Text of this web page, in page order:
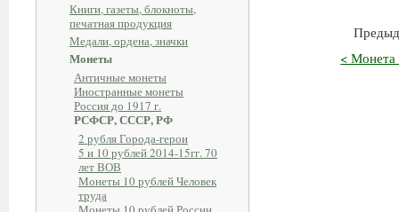
Книги, газеты, блокноты,
печатная продукция
Медали, ордена, значки
Монеты
Античные монеты
Иностранные монеты
Россия до 1917 г.
РСФСР, СССР, РФ
2 рубля Города-герои
5 и 10 рублей 2014-15гг. 70
лет ВОВ
Монеты 10 рублей Человек
труда
< Монета